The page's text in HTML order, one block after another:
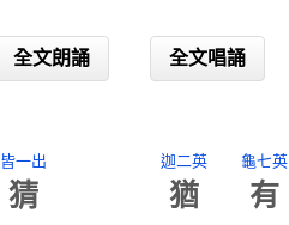
全文朗誦 全文唱誦
皆一出
猜
迦二英
猶
龜七英
有